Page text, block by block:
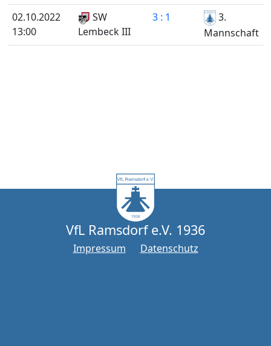
02.10.2022
13:00
SW
Lembeck III
3 : 1
3.
Mannschaft
VfL Ramsdorf e.V. 1936
Impressum Datenschutz